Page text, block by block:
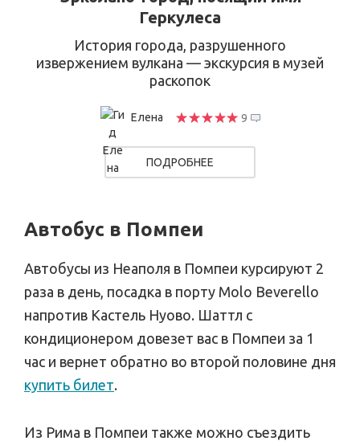
Геркулеса
История города, разрушенного
извержением вулкана — экскурсия в музей
раскопок
Елена 9
ПОДРОБНЕЕ
Автобус в Помпеи
Автобусы из Неаполя в Помпеи курсируют 2
раза в день, посадка в порту Molo Beverello
напротив Кастель Нуово. Шаттл с
кондиционером довезет вас в Помпеи за 1
час и вернет обратно во второй половине дня
купить билет.
Из Рима в Помпеи также можно съездить